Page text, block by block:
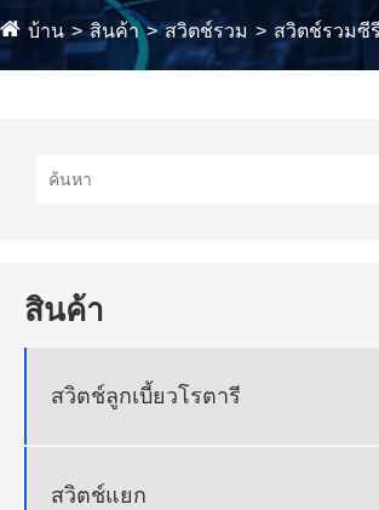
บ้าน สินค้า สวิตช์รวม สวิตช์รวมซี
สินค้า
สวิตช์ลูกเบี้ยวโรตารี
สวิตช์แยก